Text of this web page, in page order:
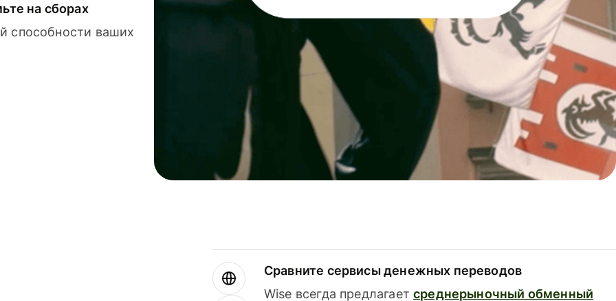
на сборах
способности ваших
Сравните сервисы денежных переводов
Wise всегда предлагаетсреднерыночный обменный